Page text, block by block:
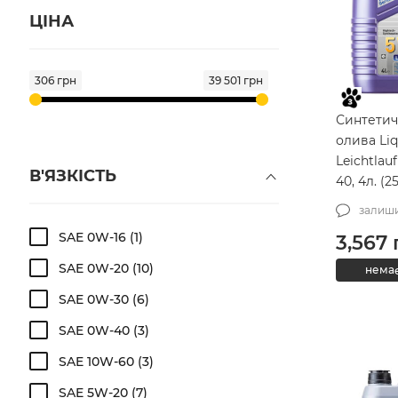
ЦІНА
306 грн 39 501 грн
В'ЯЗКІСТЬ
SAE 0W-16 1
SAE 0W-20 10
SAE 0W-30 6
SAE 0W-40 3
SAE 10W-60 3
SAE 5W-20 7
олива
40, 4л.
3,567